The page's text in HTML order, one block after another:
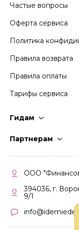
Частые вопросы
Оферта сервиса
Политика
Правила возврата
Правила оплаты
Тарифы сервиса
Гидам
Партнерам
Кабинет партнера
Правила участия
ООО
394036, г.
9/1